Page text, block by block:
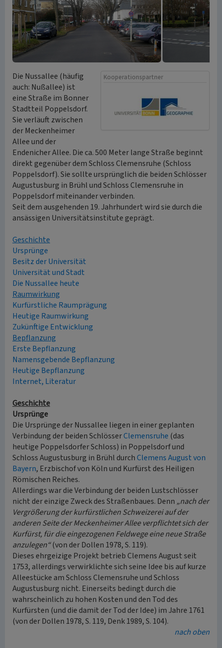
Kooperationspartner
Die Nussallee (häufig
auch: Nußallee) ist
eine Straße im Bonner
Stadtteil Poppelsdorf.
Sie verläuft zwischen
der Meckenheimer
Allee und der
Endenicher Allee. Die ca. 500 Meter lange Straße beginnt
direkt gegenüber dem Schloss Clemensruhe (Schloss
Poppelsdorf). Sie sollte ursprünglich die beiden Schlösser
Augustusburg in Brühl und Schloss Clemensruhe in
Poppelsdorf miteinander verbinden.
Seit dem ausgehenden 19. Jahrhundert wird sie durch die
ansässigen Universitätsinstitute geprägt.
Geschichte
Ursprünge
Besitz der Universität
Universität und Stadt
Die Nussallee heute
Raumwirkung
Kurfürstliche Raumprägung
Heutige Raumwirkung
Zukünftige Entwicklung
Bepflanzung
Erste Bepflanzung
Namensgebende Bepflanzung
Heutige Bepflanzung
Internet, Literatur
Geschichte
Ursprünge
Die Ursprünge der Nussallee liegen in einer geplanten
Verbindung der beiden SchlösserClemensruhe (das
heutige Poppelsdorfer Schloss) in Poppelsdorf und
Schloss Augustusburg in Brühl durchClemens August von
Bayern, Erzbischof von Köln und Kurfürst des Heiligen
Römischen Reiches.
Allerdings war die Verbindung der beiden Lustschlösser
nicht der einzige Zweck des Straßenbaues. Denn „nach der
Vergrößerung der kurfürstlichen Schweizerei auf der
anderen Seite der Meckenheimer Allee verpflichtet sich der
Kurfürst, für die eingezogenen Feldwege eine neue Straße
anzulegen“(von der Dollen 1978, S. 119).
Dieses ehrgeizige Projekt betrieb Clemens August seit
1753, allerdings verwirklichte sich seine Idee bis auf kurze
Alleestücke am Schloss Clemensruhe und Schloss
Augustusburg nicht. Einerseits bedingt durch die
wahrscheinlich zu hohen Kosten und den Tod des
Kurfürsten (und die damit der Tod der Idee) im Jahre 1761
(von der Dollen 1978, S. 119, Denk 1989, S. 104).
nach oben